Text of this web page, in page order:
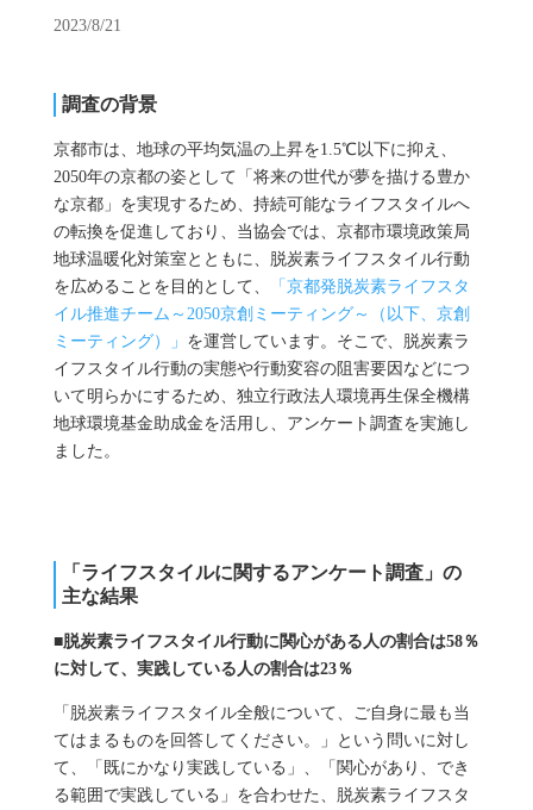
2023/8/21
調査の背景
京都市は、地球の平均気温の上昇を1.5℃以下に抑え、
2050年の京都の姿として「将来の世代が夢を描ける豊か
な京都」を実現するため、持続可能なライフスタイルへ
の転換を促進しており、当協会では、京都市環境政策局
地球温暖化対策室とともに、脱炭素ライフスタイル行動
を広めることを目的として、
「京都発脱炭素ライフスタ
イル推進チーム～2050京創ミーティング～（以下、京創
ミーティング）」 を運営しています。そこで、脱炭素ラ
イフスタイル行動の実態や行動変容の阻害要因などにつ
いて明らかにするため、独立行政法人環境再生保全機構
地球環境基金助成金を活用し、アンケート調査を実施し
ました。
「ライフスタイルに関するアンケート調査」の
主な結果
■脱炭素ライフスタイル行動に関心がある人の割合は58％
に対して、実践している人の割合は23％
「脱炭素ライフスタイル全般について、ご自身に最も当
てはまるものを回答してください。」という問いに対し
て、「既にかなり実践している」、「関心があり、でき
る範囲で実践している」を合わせた、脱炭素ライフスタ